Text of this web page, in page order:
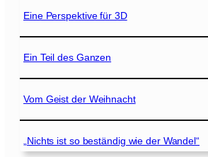
Eine Perspektive für 3D
Ein Teil des Ganzen
Vom Geist der Weihnacht
„Nichts ist so beständig wie der Wandel“